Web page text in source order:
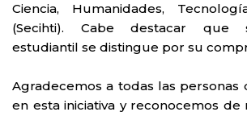
Ciencia, Humanidades,
(Secihti). Cabe destacar que
estudiantil se distingue por su
Agradecemos a todas las personas
en esta iniciativa y reconocemos de